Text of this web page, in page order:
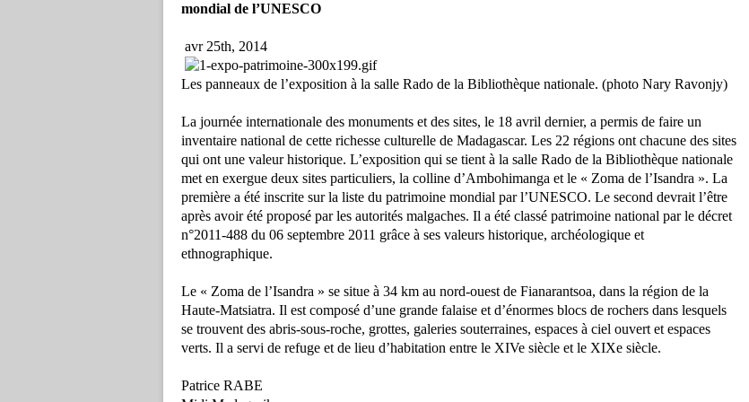
mondial de l’UNESCO
avr 25th, 2014
Les panneaux de l’exposition à la salle Rado de la Bibliothèque nationale. (photo Nary Ravonjy)
La journée internationale des monuments et des sites, le 18 avril dernier, a permis de faire un
inventaire national de cette richesse culturelle de Madagascar. Les 22 régions ont chacune des sites
qui ont une valeur historique. L’exposition qui se tient à la salle Rado de la Bibliothèque nationale
met en exergue deux sites particuliers, la colline d’Ambohimanga et le « Zoma de l’Isandra ». La
première a été inscrite sur la liste du patrimoine mondial par l’UNESCO. Le second devrait l’être
après avoir été proposé par les autorités malgaches. Il a été classé patrimoine national par le décret
n°2011-488 du 06 septembre 2011 grâce à ses valeurs historique, archéologique et
ethnographique.
Le « Zoma de l’Isandra » se situe à 34 km au nord-ouest de Fianarantsoa, dans la région de la
Haute-Matsiatra. Il est composé d’une grande falaise et d’énormes blocs de rochers dans lesquels
se trouvent des abris-sous-roche, grottes, galeries souterraines, espaces à ciel ouvert et espaces
verts. Il a servi de refuge et de lieu d’habitation entre le XIVe siècle et le XIXe siècle.
Patrice RABE